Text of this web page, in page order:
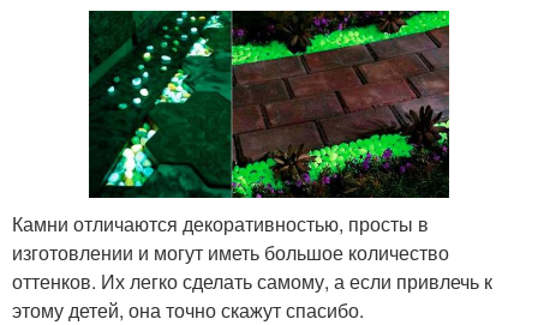
Камни отличаются декоративностью, просты в
изготовлении и могут иметь большое количество
оттенков. Их легко сделать самому, а если привлечь к
этому детей, она точно скажут спасибо.